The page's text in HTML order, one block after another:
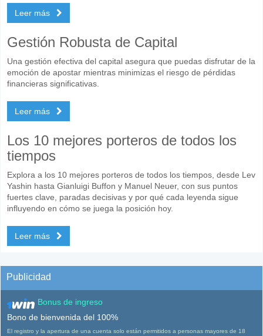
Leer más
Gestión Robusta de Capital
Una gestión efectiva del capital asegura que puedas disfrutar de la
emoción de apostar mientras minimizas el riesgo de pérdidas
financieras significativas.
Leer más
Los 10 mejores porteros de todos los
tiempos
Explora a los 10 mejores porteros de todos los tiempos, desde Lev
Yashin hasta Gianluigi Buffon y Manuel Neuer, con sus puntos
fuertes clave, paradas decisivas y por qué cada leyenda sigue
influyendo en cómo se juega la posición hoy.
Leer más
Publicidad
Bonus de ingreso
Bono de bienvenida del 100%
El registro y la apertura de una cuenta solo están permitidos a personas mayores de 18